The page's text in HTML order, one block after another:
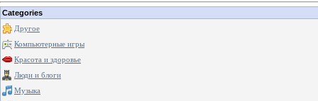
Categories
Другое
Компьютерные игры
Красота и здоровье
Люди и блоги
Музыка